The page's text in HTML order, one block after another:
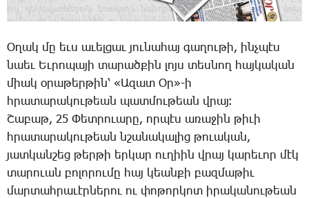
Օ­ղակ մը եւս ա­ւել­ցաւ յու­նա­հայ գա­ղու­թի, ինչ­պէս
նաեւ Եւ­րո­պա­յի տա­րած­քին լոյս տես­նող հայ­կա­կան
միակ օ­րա­թեր­թին՝ «Ա­զատ Օր»-ի
հրա­տա­րա­կու­թեան պատ­մու­թեան վրայ։
­Շա­բաթ, 25 ­Փետ­րո­ւա­րը, որ­պէս ա­ռա­ջին թի­ւի
հրա­տա­րա­կու­թեան նշա­նա­կա­լից թո­ւա­կան,
յատ­կանշեց թեր­թի եր­կար ու­ղիին վրայ կա­րե­ւոր մէկ
տա­րո­ւան բո­լո­րու­մը հայ կեան­քի բազ­մա­թիւ
մար­տահ­րա­ւէր­նե­րու ու փո­թոր­կոտ ի­րա­կա­նու­թեան